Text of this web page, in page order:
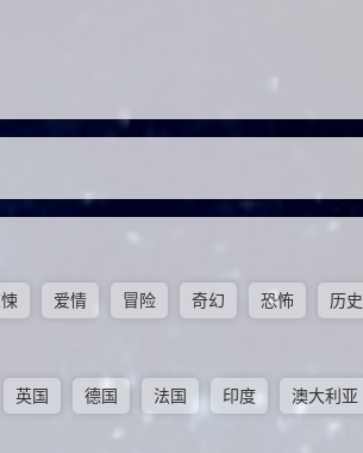
爱情 冒险 奇幻 恐怖 历史
英国 德国 法国 印度 澳大利亚